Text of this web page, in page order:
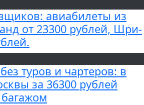
авиабилеты из
от 23300 рублей, Шри-
туров и чартеров: в
за 36300 рублей
багажом